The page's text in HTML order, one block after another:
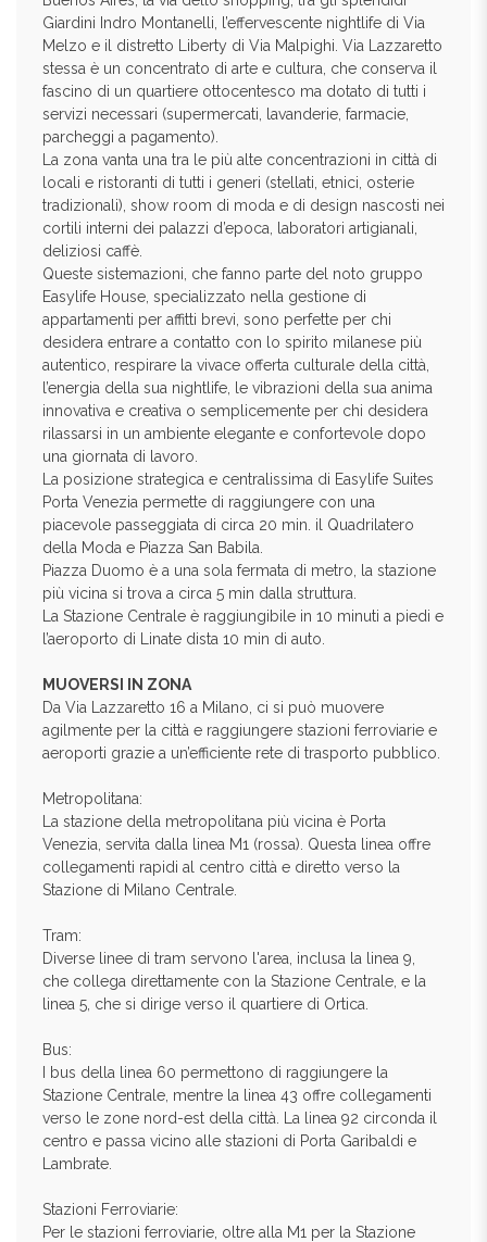
Giardini Indro Montanelli, l’effervescente nightlife di Via
Melzo e il distretto Liberty di Via Malpighi. Via Lazzaretto
stessa è un concentrato di arte e cultura, che conserva il
fascino di un quartiere ottocentesco ma dotato di tutti i
servizi necessari (supermercati, lavanderie, farmacie,
parcheggi a pagamento).
La zona vanta una tra le più alte concentrazioni in città di
locali e ristoranti di tutti i generi (stellati, etnici, osterie
tradizionali), show room di moda e di design nascosti nei
cortili interni dei palazzi d’epoca, laboratori artigianali,
deliziosi caffè.
Queste sistemazioni, che fanno parte del noto gruppo
Easylife House, specializzato nella gestione di
appartamenti per affitti brevi, sono perfette per chi
desidera entrare a contatto con lo spirito milanese più
autentico, respirare la vivace offerta culturale della città,
l’energia della sua nightlife, le vibrazioni della sua anima
innovativa e creativa o semplicemente per chi desidera
rilassarsi in un ambiente elegante e confortevole dopo
una giornata di lavoro.
La posizione strategica e centralissima di Easylife Suites
Porta Venezia permette di raggiungere con una
piacevole passeggiata di circa 20 min. il Quadrilatero
della Moda e Piazza San Babila.
Piazza Duomo è a una sola fermata di metro, la stazione
più vicina si trova a circa 5 min dalla struttura.
La Stazione Centrale è raggiungibile in 10 minuti a piedi e
l’aeroporto di Linate dista 10 min di auto.
MUOVERSI IN ZONA
Da Via Lazzaretto 16 a Milano, ci si può muovere
agilmente per la città e raggiungere stazioni ferroviarie e
aeroporti grazie a un’efficiente rete di trasporto pubblico.
Metropolitana:
La stazione della metropolitana più vicina è Porta
Venezia, servita dalla linea M1 (rossa). Questa linea offre
collegamenti rapidi al centro città e diretto verso la
Stazione di Milano Centrale.
Tram:
Diverse linee di tram servono l'area, inclusa la linea 9,
che collega direttamente con la Stazione Centrale, e la
linea 5, che si dirige verso il quartiere di Ortica.
Bus:
I bus della linea 60 permettono di raggiungere la
Stazione Centrale, mentre la linea 43 offre collegamenti
verso le zone nord-est della città. La linea 92 circonda il
centro e passa vicino alle stazioni di Porta Garibaldi e
Lambrate.
Stazioni Ferroviarie:
Per le stazioni ferroviarie, oltre alla M1 per la Stazione